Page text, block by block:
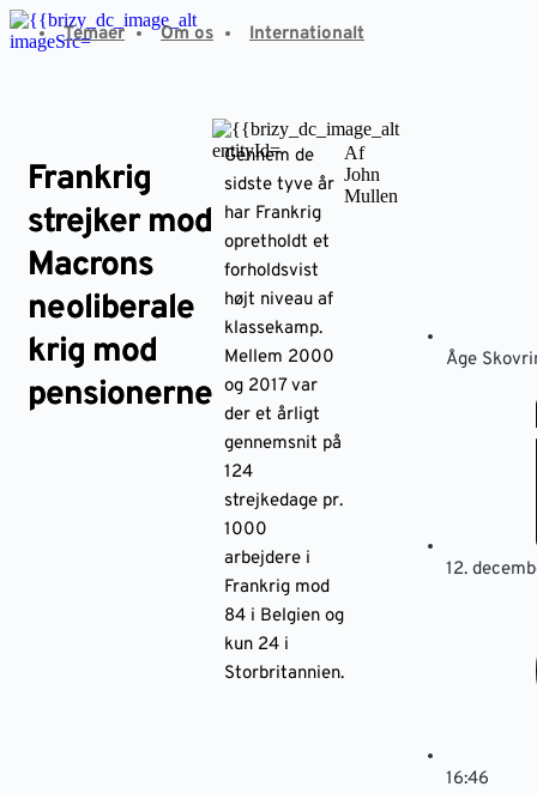
Fortsæt
til
Temaer Om os Internationalt
Frankrig
strejker mod
Macrons
neoliberale
krig mod
pensionerne
Gennem de
sidste tyve år
har Frankrig
opretholdt et
forholdsvist
højt niveau af
klassekamp.
Mellem 2000
og 2017 var
der et årligt
gennemsnit på
124
strejkedage pr.
1000
arbejdere i
Frankrig mod
84 i Belgien og
kun 24 i
Storbritannien.
Af
John
Mullen
Åge
12.
16:46